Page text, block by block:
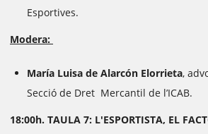
Esportives.
Modera:
María Luisa de Alarcón Elorrieta,
Secció de Dret Mercantil de l’ICAB.
18:00h. TAULA 7: L'ESPORTISTA, EL